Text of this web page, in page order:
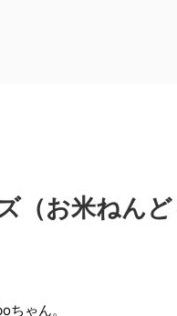
（お米ねんど
ゃん。